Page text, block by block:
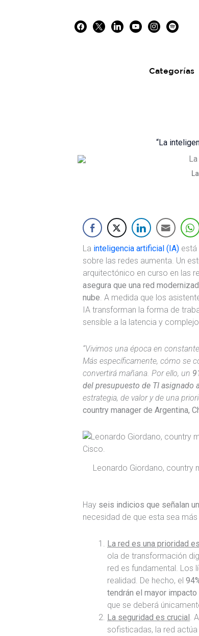
Categorías
“La
La inteligencia artificial (IA) está
sobre las redes aumenta. Un
arquitectónico en curso en las
asegura que una red
nube . A medida que los
IA transforman la forma de
sensible a la latencia y complejo.
“Vivimos una época en
Más específicamente, cómo se
convertirá mañana. Por ello, un
del presupuesto de TI asignado
estrategia, de valor y de una
country manager de Argentina,
Leonardo Giordano, country
Hay seis indicios que señalan
necesidad de que esta sea
La red es una prioridad
ola de transformación
red es fundamental. Los
realidad. De hecho, el
tendrán el mayor
que se deberá
La seguridad es crucial .
sofisticadas, la red